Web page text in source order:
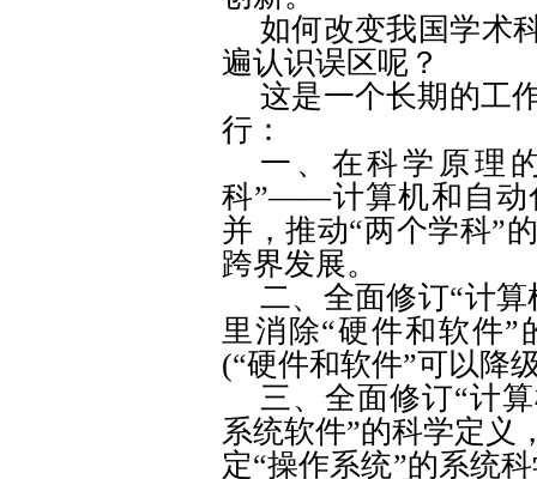
如何改变我国学术
遍认识误区呢？
这是一个长期的工
行：
一、在科学原理
科”——计算机和自动
并，推动“两个学科”
跨界发展。
二、全面修订“计
里消除“硬件和软件
(“硬件和软件”可以降
三、全面修订“计
系统软件”的科学定义
定“操作系统”的系统